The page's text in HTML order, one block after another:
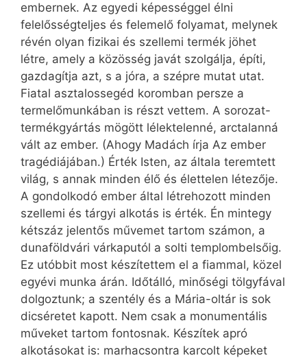
embernek. Az egyedi képességgel élni
felelősségteljes és felemelő folyamat, melynek
révén olyan fizikai és szellemi termék jöhet
létre, amely a közösség javát szolgálja, építi,
gazdagítja azt, s a jóra, a szépre mutat utat.
Fiatal asztalossegéd koromban persze a
termelőmunkában is részt vettem. A sorozat-
termékgyártás mögött lélektelenné, arctalanná
vált az ember. (Ahogy Madách írja Az ember
tragédiájában.) Érték Isten, az általa teremtett
világ, s annak minden élő és élettelen létezője.
A gondolkodó ember által létrehozott minden
szellemi és tárgyi alkotás is érték. Én mintegy
kétszáz jelentős művemet tartom számon, a
dunaföldvári várkaputól a solti templombelsőig.
Ez utóbbit most készítettem el a fiammal, közel
egyévi munka árán. Időtálló, minőségi tölgyfával
dolgoztunk; a szentély és a Mária-oltár is sok
dicséretet kapott. Nem csak a monumentális
műveket tartom fontosnak. Készítek apró
alkotásokat is: marhacsontra karcolt képeket